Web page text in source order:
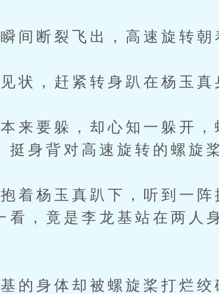
断裂飞出，高速旋转朝
，赶紧转身趴在杨玉真
要躲，却心知一躲开，
挺身背对高速旋转的螺旋
杨玉真趴下，听到一阵
看，竟是李龙基站在两人
身体却被螺旋桨打烂绞